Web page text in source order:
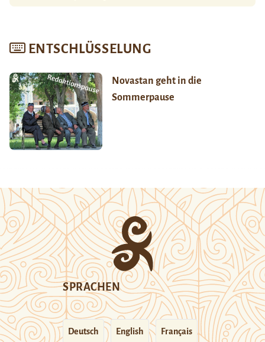
ENTSCHLÜSSELUNG
Novastan geht in die
Sommerpause
SPRACHEN
Deutsch English Français